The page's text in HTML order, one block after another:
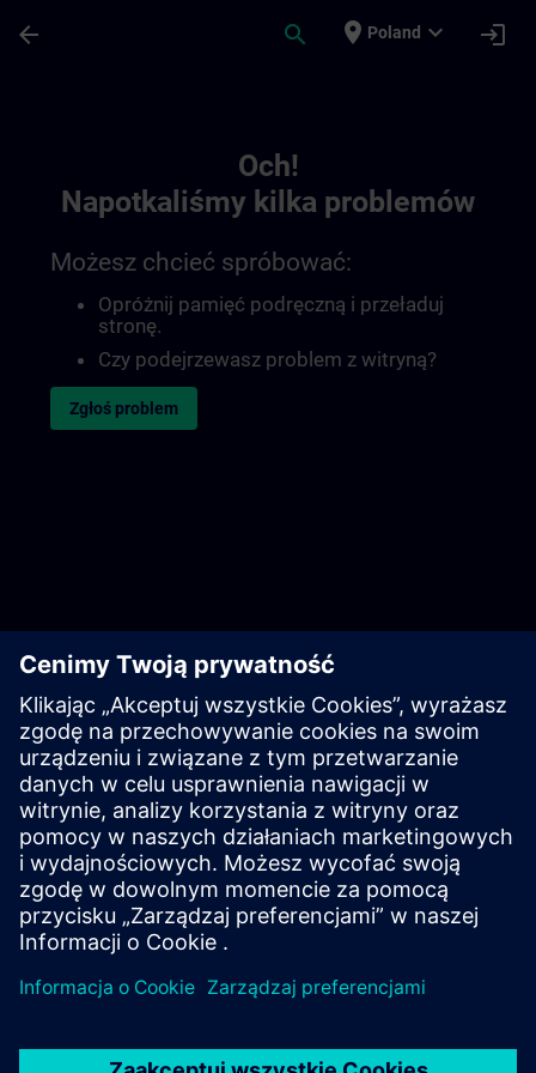
arrow_back search place Poland expand_more login
Och!
Napotkaliśmy kilka problemów
Możesz chcieć spróbować:
Opróżnij pamięć podręczną i przeładuj
stronę.
Czy podejrzewasz problem z witryną?
Zgłoś problem